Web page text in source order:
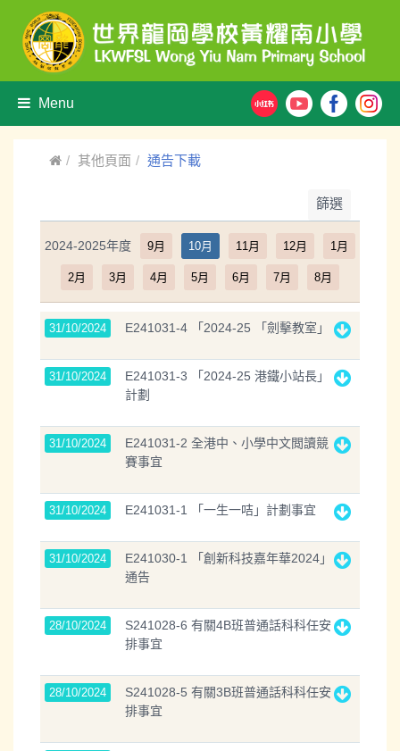
Menu
其他頁面 通告下載
篩選
2024-2025年度 9月 10月 11月 12月 1月
2月 3月 4月 5月 6月 7月 8月
31/10/2024 E241031-4 「2024-25 「劍擊教室」
31/10/2024
E241031-3 「2024-25 港鐵小站長」
計劃
31/10/2024
E241031-2 全港中、小學中文閲讀競
賽事宜
31/10/2024 E241031-1 「一生一咭」計劃事宜
31/10/2024
E241030-1 「創新科技嘉年華2024」
通告
28/10/2024
S241028-6 有關4B班普通話科科任安
排事宜
28/10/2024
S241028-5 有關3B班普通話科科任安
排事宜